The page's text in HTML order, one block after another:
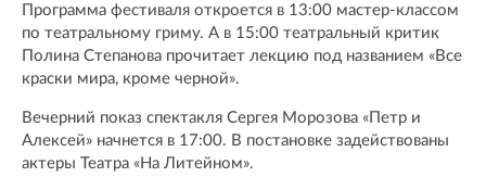
Программа фестиваля откроется в 13:00 мастер-классом
по театральному гриму. А в 15:00 театральный критик
Полина Степанова прочитает лекцию под названием «Все
краски мира, кроме черной».
Вечерний показ спектакля Сергея Морозова «Петр и
Алексей» начнется в 17:00. В постановке задействованы
актеры Театра «На Литейном».